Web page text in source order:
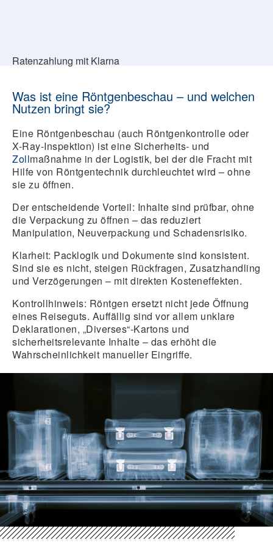
Ratenzahlung mit Klarna
Was ist eine Röntgenbeschau – und welchen
Nutzen bringt sie?
Eine Röntgenbeschau (auch Röntgenkontrolle oder
X-Ray-Inspektion) ist eine Sicherheits- und
Zollmaßnahme in der Logistik, bei der die Fracht mit
Hilfe von Röntgentechnik durchleuchtet wird – ohne
sie zu öffnen.
Der entscheidende Vorteil: Inhalte sind prüfbar, ohne
die Verpackung zu öffnen – das reduziert
Manipulation, Neuverpackung und Schadensrisiko.
Klarheit: Packlogik und Dokumente sind konsistent.
Sind sie es nicht, steigen Rückfragen, Zusatzhandling
und Verzögerungen – mit direkten Kosteneffekten.
Kontrollhinweis: Röntgen ersetzt nicht jede Öffnung
eines Reiseguts. Auffällig sind vor allem unklare
Deklarationen, „Diverses“-Kartons und
sicherheitsrelevante Inhalte – das erhöht die
Wahrscheinlichkeit manueller Eingriffe.